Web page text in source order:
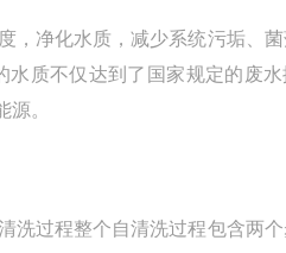
，净化水质，减少系统污垢、
质不仅达到了国家规定的废
。
洗过程整个自清洗过程包含两